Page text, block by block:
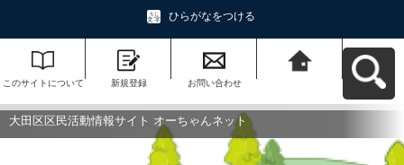
ひらがなをつける
このサイトについて 新規登録 お問い合わせ
ットへ戻る
大田区区民活動情報サイト オーちゃんネット